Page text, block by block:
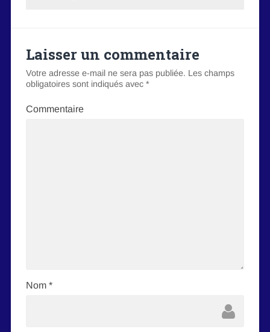
Laisser un commentaire
Votre adresse e-mail ne sera pas publiée. Les champs
obligatoires sont indiqués avec *
Commentaire
Nom *